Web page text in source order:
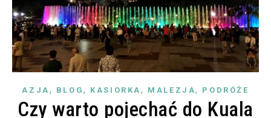
AZJA , BLOG, KASIORKA, MALEZJA, PODRÓŻE
Czy warto pojechać do Kuala